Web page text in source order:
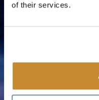
of their services.